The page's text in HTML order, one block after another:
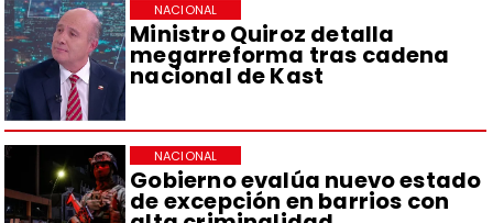
Ministro Quiroz detalla
megarreforma tras cadena
nacional de Kast
NACIONAL
Gobierno evalúa nuevo estado
de excepción en barrios con
NACIONAL